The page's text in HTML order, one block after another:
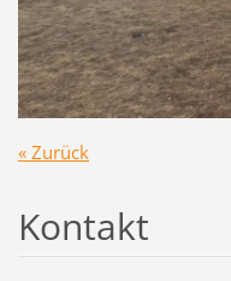
« Zurück
Kontakt